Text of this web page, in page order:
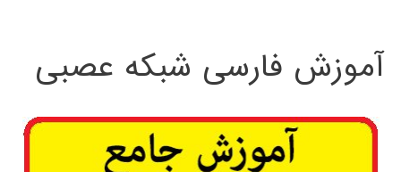
آموزش فارسی شبکه عصبی